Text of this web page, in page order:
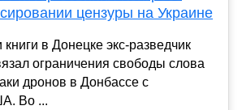
цензуры на Украине
в Донецке экс-разведчик
ограничения свободы слова
дронов в Донбассе с
Во ...